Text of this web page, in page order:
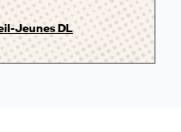
Jeunes DL